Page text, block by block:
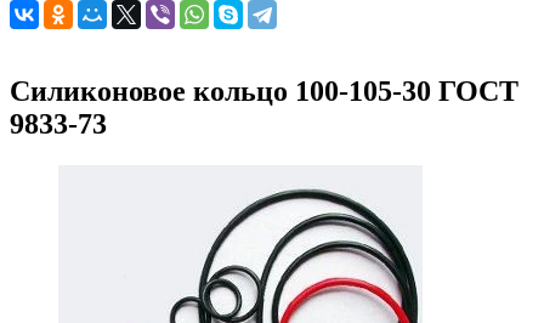
Силиконовое кольцо 100-105-30 ГОСТ
9833-73